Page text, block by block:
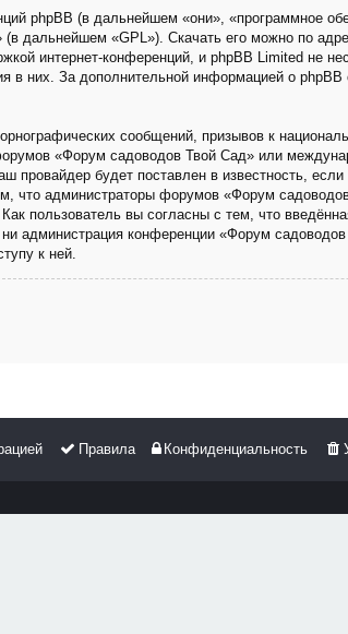
phpBB (в дальнейшем «они», «программное
(в дальнейшем «GPL»). Скачать его можно по
интернет-конференций, и phpBB Limited не
в них. За дополнительной информацией о
сообщений, призывов к
«Форум садоводов Твой Сад» или
будет поставлен в известность,
что администраторы форумов «Форум
пользователь вы согласны с тем, что
администрация конференции «Форум
к ней.
Конфиденциальность
Правила